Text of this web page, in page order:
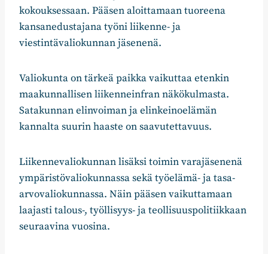
kokouksessaan. Pääsen aloittamaan tuoreena
kansanedustajana työni liikenne- ja
viestintävaliokunnan jäsenenä.
Valiokunta on tärkeä paikka vaikuttaa etenkin
maakunnallisen liikenneinfran näkökulmasta.
Satakunnan elinvoiman ja elinkeinoelämän
kannalta suurin haaste on saavutettavuus.
Liikennevaliokunnan lisäksi toimin varajäsenenä
ympäristövaliokunnassa sekä työelämä- ja tasa-
arvovaliokunnassa. Näin pääsen vaikuttamaan
laajasti talous-, työllisyys- ja teollisuuspolitiikkaan
seuraavina vuosina.